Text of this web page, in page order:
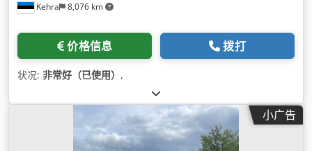
Kehra 8,076 km
价格信息 拨打
状况: 非常好（已使用） ,
小广告